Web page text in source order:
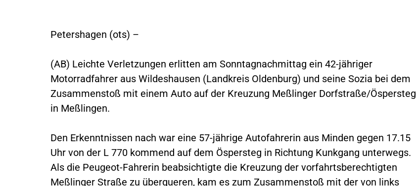
Petershagen (ots) –
(AB) Leichte Verletzungen erlitten am Sonntagnachmittag ein 42-jähriger
Motorradfahrer aus Wildeshausen (Landkreis Oldenburg) und seine Sozia bei dem
Zusammenstoß mit einem Auto auf der Kreuzung Meßlinger Dorfstraße/Öspersteg
in Meßlingen.
Den Erkenntnissen nach war eine 57-jährige Autofahrerin aus Minden gegen 17.15
Uhr von der L 770 kommend auf dem Öspersteg in Richtung Kunkgang unterwegs.
Als die Peugeot-Fahrerin beabsichtigte die Kreuzung der vorfahrtsberechtigten
Meßlinger Straße zu überqueren, kam es zum Zusammenstoß mit der von links